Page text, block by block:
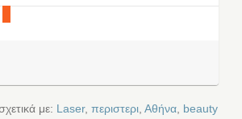
με: Laser, περιστερι, Αθήνα, beauty